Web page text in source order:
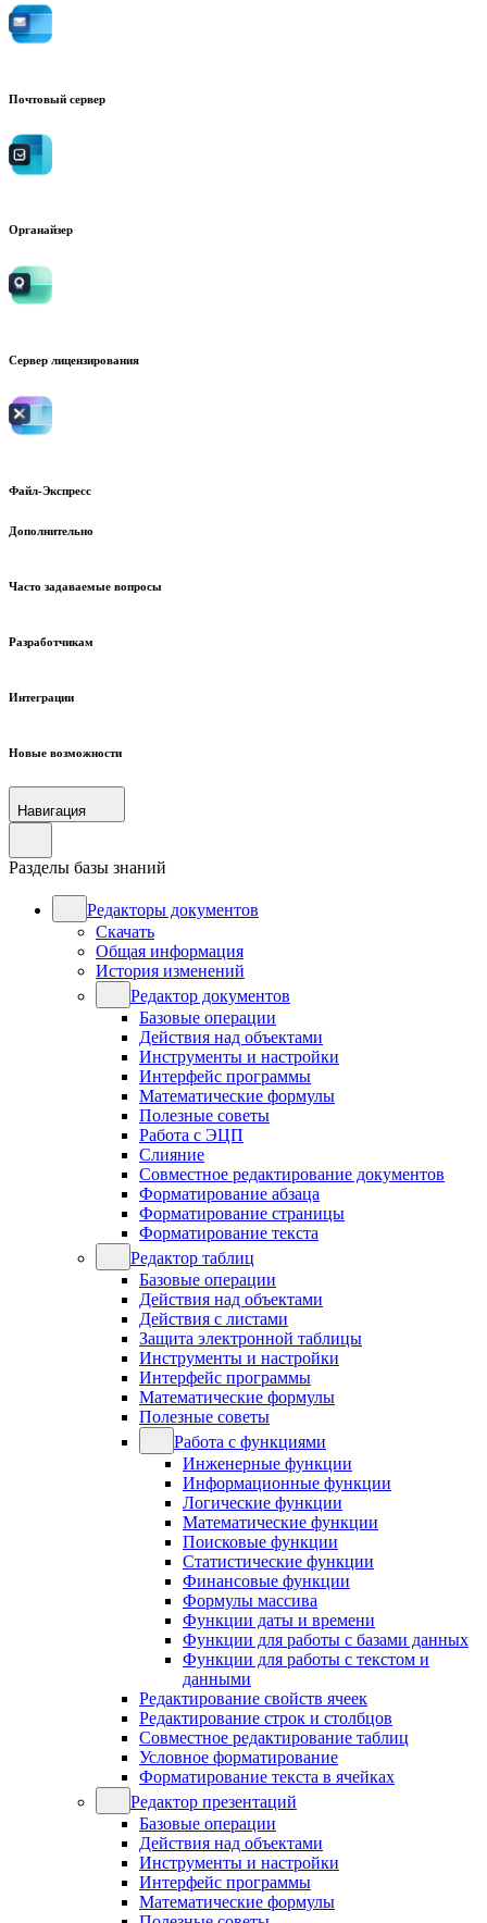
Почтовый сервер
Органайзер
Сервер лицензирования
Файл-Экспресс
Дополнительно
Часто задаваемые вопросы
Разработчикам
Интеграции
Новые возможности
Навигация
Разделы базы знаний
Редакторы документов
Скачать
Общая информация
История изменений
Редактор документов
Базовые операции
Действия над объектами
Инструменты и настройки
Интерфейс программы
Математические формулы
Полезные советы
Работа с ЭЦП
Слияние
Совместное редактирование документов
Форматирование абзаца
Форматирование страницы
Форматирование текста
Редактор таблиц
Базовые операции
Действия над объектами
Действия с листами
Защита электронной таблицы
Инструменты и настройки
Интерфейс программы
Математические формулы
Полезные советы
Работа с функциями
Инженерные функции
Информационные функции
Логические функции
Математические функции
Поисковые функции
Статистические функции
Финансовые функции
Формулы массива
Функции даты и времени
Функции для работы с базами данных
Функции для работы с текстом и
данными
Редактирование свойств ячеек
Редактирование строк и столбцов
Совместное редактирование таблиц
Условное форматирование
Форматирование текста в ячейках
Редактор презентаций
Базовые операции
Действия над объектами
Инструменты и настройки
Интерфейс программы
Математические формулы